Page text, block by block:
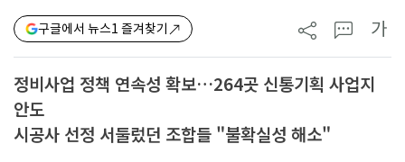
구글에서 뉴스1 즐겨찾기 가
정비사업 정책 연속성 확보…264곳 신통기획 사업지
안도
시공사 선정 서둘렀던 조합들 "불확실성 해소"